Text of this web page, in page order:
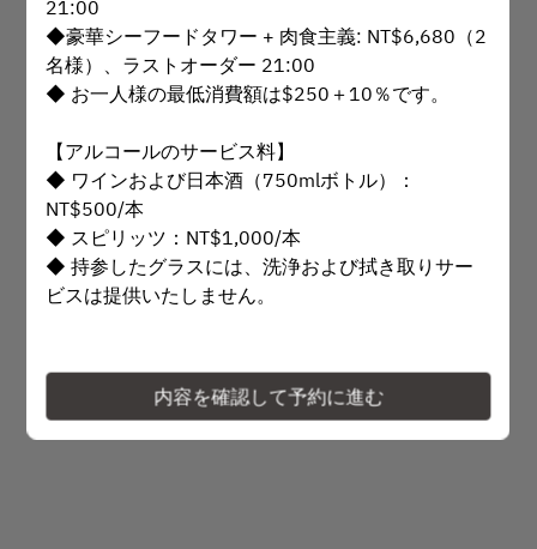
時間を選択
予約を続ける
または
特集ページを見る
21:00
◆豪華シーフードタワー + 肉食主義: NT$6,680（2
名様）、ラストオーダー 21:00
◆ お一人様の最低消費額は$250＋10％です。
【アルコールのサービス料】
◆ ワインおよび日本酒（750mlボトル）：
NT$500/本
◆ スピリッツ：NT$1,000/本
◆ 持参したグラスには、洗浄および拭き取りサー
ビスは提供いたしません。
◆ 個室は最大18名まで収容可能
◆ 個室：最低消費NT$20,000+10%
◆ 会場貸切：人数および使用するプランに基づき
内容を確認して予約に進む